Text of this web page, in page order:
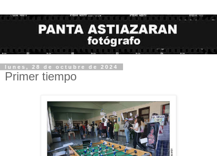
lunes, 28 de octubre de 2024
Primer tiempo